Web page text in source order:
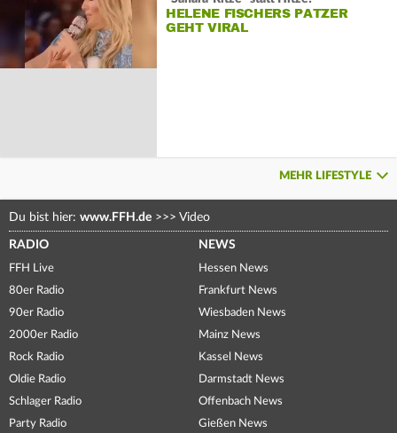
HELENE FISCHERS PATZER
GEHT VIRAL
MEHR LIFESTYLE
Du bist hier: www.FFH.de >>> Video
RADIO
FFH Live
80er Radio
90er Radio
2000er Radio
Rock Radio
Oldie Radio
Schlager Radio
Party Radio
NEWS
Hessen News
Frankfurt News
Wiesbaden News
Mainz News
Kassel News
Darmstadt News
Offenbach News
Gießen News